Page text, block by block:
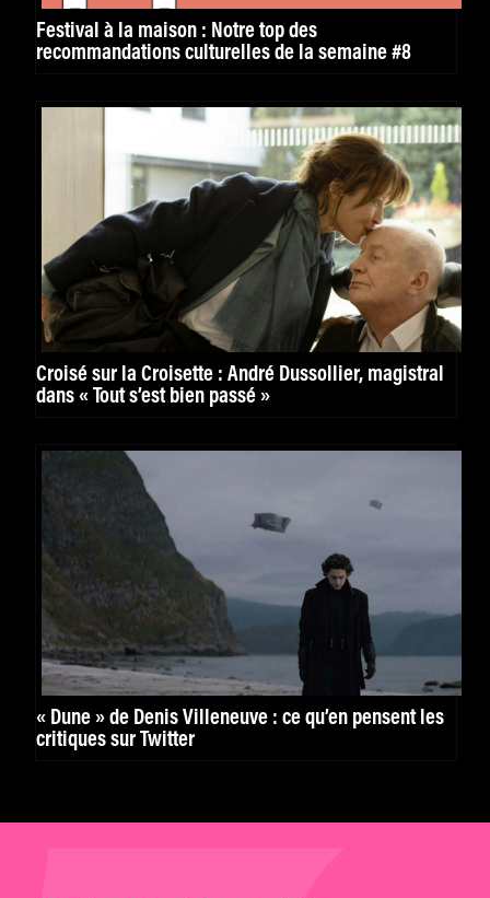
Festival à la maison : Notre top des
recommandations culturelles de la semaine #8
Croisé sur la Croisette : André Dussollier, magistral
dans « Tout s’est bien passé »
« Dune » de Denis Villeneuve : ce qu’en pensent les
critiques sur Twitter